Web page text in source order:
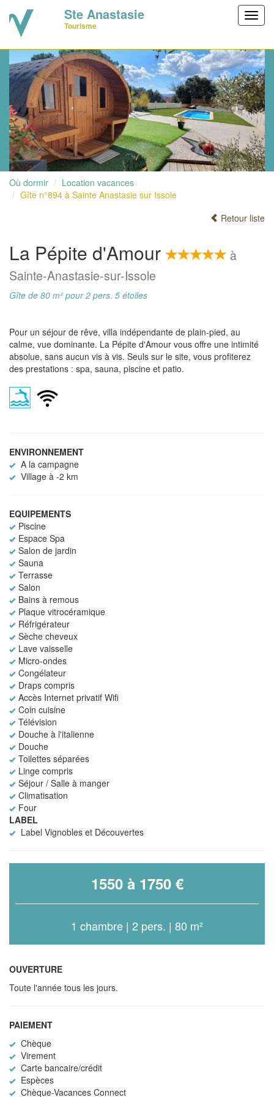
Ste Anastasie
Tourisme
Où dormir
Location vacances
Gîte n°894 à Sainte Anastasie sur Issole
Retour liste
La Pépite d'Amour
à
Sainte-Anastasie-sur-Issole
Gîte de 80 m² pour 2 pers. 5 étoiles
Pour un séjour de rêve, villa indépendante de plain-pied, au
calme, vue dominante. La Pépite d'Amour vous offre une intimité
absolue, sans aucun vis à vis. Seuls sur le site, vous profiterez
des prestations : spa, sauna, piscine et patio.
ENVIRONNEMENT
A la campagne
Village à -2 km
EQUIPEMENTS
Piscine
Espace Spa
Salon de jardin
Sauna
Terrasse
Salon
Bains à remous
Plaque vitrocéramique
Réfrigérateur
Sèche cheveux
Lave vaisselle
Micro-ondes
Congélateur
Draps compris
Accès Internet privatif Wifi
Coin cuisine
Télévision
Douche à l'italienne
Douche
Toilettes séparées
Linge compris
Séjour / Salle à manger
Climatisation
Four
LABEL
Label Vignobles et Découvertes
1550 à 1750 €
1 chambre | 2 pers. | 80 m²
OUVERTURE
Toute l'année tous les jours.
PAIEMENT
Chèque
Virement
Carte bancaire/crédit
Espèces
Chèque-Vacances Connect